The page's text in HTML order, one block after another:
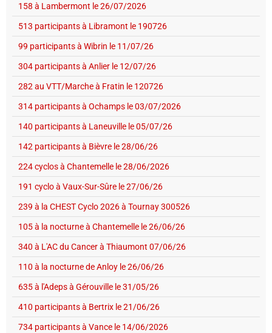
158 à Lambermont le 26/07/2026
513 participants à Libramont le 190726
99 participants à Wibrin le 11/07/26
304 participants à Anlier le 12/07/26
282 au VTT/Marche à Fratin le 120726
314 participants à Ochamps le 03/07/2026
140 participants à Laneuville le 05/07/26
142 participants à Bièvre le 28/06/26
224 cyclos à Chantemelle le 28/06/2026
191 cyclo à Vaux-Sur-Sûre le 27/06/26
239 à la CHEST Cyclo 2026 à Tournay 300526
105 à la nocturne à Chantemelle le 26/06/26
340 à L'AC du Cancer à Thiaumont 07/06/26
110 à la nocturne de Anloy le 26/06/26
635 à l'Adeps à Gérouville le 31/05/26
410 participants à Bertrix le 21/06/26
734 participants à Vance le 14/06/2026